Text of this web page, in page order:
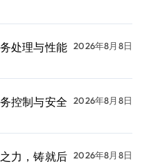
处理与性能 2026年8月8日
控制与安全
2026年8月8日
力，铸就后 2026年8月8日